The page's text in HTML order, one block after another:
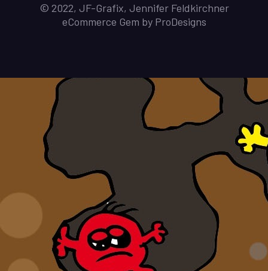
© 2022, JF-Grafix, Jennifer Feldkirchner
eCommerce Gem by ProDesigns